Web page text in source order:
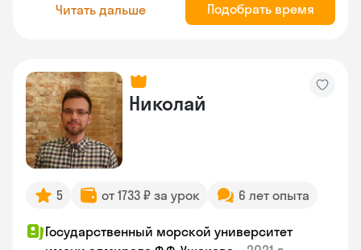
Читать дальше Подобрать время
Николай
5 от 1733 ₽ за урок 6 лет опыта
Государственный морской университет